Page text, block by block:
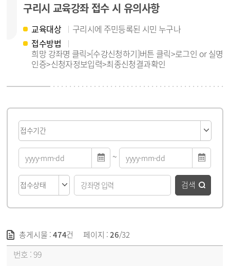
구리시 교육강좌 접수 시 유의사항
교육대상
구리시에 주민등록된 시민 누구나
접수방법
희망 강좌명 클릭>[수강신청하기]버튼 클릭>로그인 or 실명
인증>신청자정보입력>최종신청결과확인
게시물 검색
~
검색
총게시물 :474건 페이지 :26/32
99